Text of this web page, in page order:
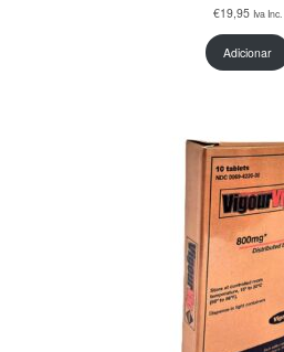
€19,95 Iva Inc.
Adicionar